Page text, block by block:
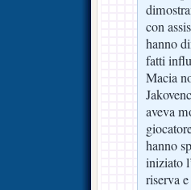
con
hanno
fatti
Macia
aveva
hanno
iniziato
riserva